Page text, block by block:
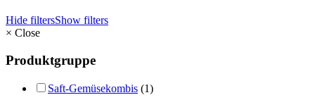
Hide filtersShow filters
× Close
Produktgruppe
Saft-Gemüsekombis (1)